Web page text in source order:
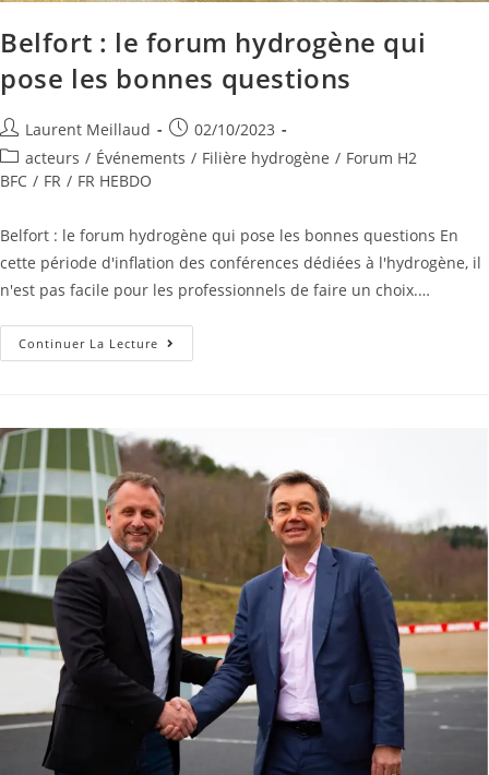
Belfort : le forum hydrogène qui
pose les bonnes questions
Laurent Meillaud
02/10/2023
acteurs / Événements / Filière hydrogène / Forum H2
BFC / FR / FR HEBDO
Belfort : le forum hydrogène qui pose les bonnes questions En
cette période d'inflation des conférences dédiées à l'hydrogène, il
n'est pas facile pour les professionnels de faire un choix.…
Continuer La Lecture